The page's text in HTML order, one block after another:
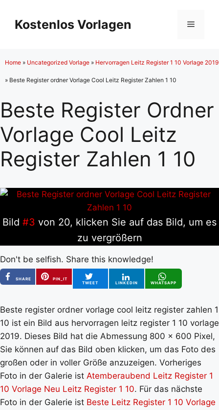
Inhalt
springen
Kostenlos Vorlagen Menü
Home » Uncategorized Vorlage » Hervorragen Leitz Register 1 10 Vorlage 2019
» Beste Register ordner Vorlage Cool Leitz Register Zahlen 1 10
Beste Register Ordner
Vorlage Cool Leitz
Register Zahlen 1 10
Bild #3 von 20, klicken Sie auf das Bild, um es
zu vergrößern
Don't be selfish. Share this knowledge!
SHARE
PIN_IT
TWEET
LINKEDIN WHATSAPP
Beste register ordner vorlage cool leitz register zahlen 1
10 ist ein Bild aus hervorragen leitz register 1 10 vorlage
2019. Dieses Bild hat die Abmessung 800 x 600 Pixel,
Sie können auf das Bild oben klicken, um das Foto des
großen oder in voller Größe anzuzeigen. Vorheriges
Foto in der Galerie ist Atemberaubend Leitz Register 1
10 Vorlage Neu Leitz Register 1 10. Für das nächste
Foto in der Galerie ist Beste Leitz Register 1 10 Vorlage